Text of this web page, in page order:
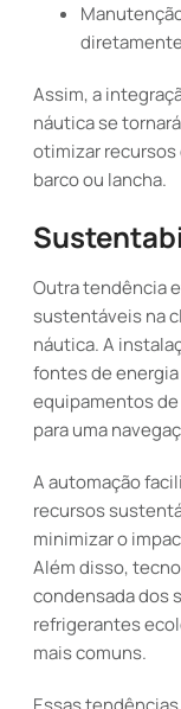
Assim, a
náutica se
otimizar recursos
barco ou lancha.
Outra tendência
sustentáveis na
náutica. A
fontes de
equipamentos
para uma
A automação
recursos
minimizar o
Além disso,
condensada dos
refrigerantes
mais comuns.